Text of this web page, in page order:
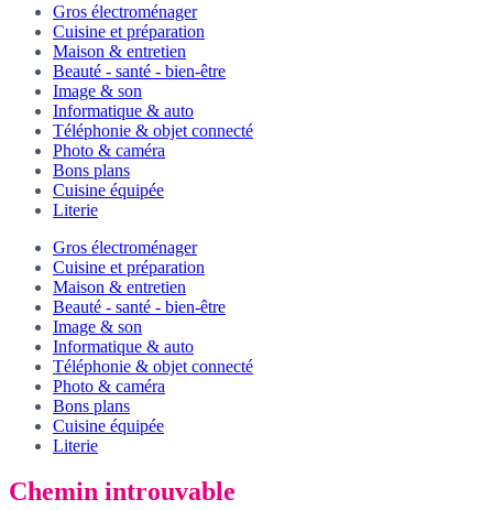
Gros électroménager
Cuisine et préparation
Maison & entretien
Beauté - santé - bien-être
Image & son
Informatique & auto
Téléphonie & objet connecté
Photo & caméra
Bons plans
Cuisine équipée
Literie
Gros électroménager
Cuisine et préparation
Maison & entretien
Beauté - santé - bien-être
Image & son
Informatique & auto
Téléphonie & objet connecté
Photo & caméra
Bons plans
Cuisine équipée
Literie
Chemin introuvable